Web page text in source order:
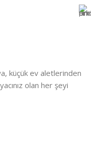
küçük ev aletlerinden
olan her şeyi